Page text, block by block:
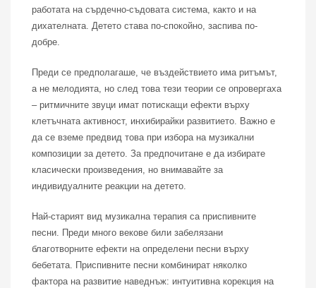
работата на сърдечно-съдовата система, както и на
дихателната. Детето става по-спокойно, заспива по-
добре.
Преди се предполагаше, че въздействието има ритъмът,
а не мелодията, но след това тези теории се опровергаха
– ритмичните звуци имат потискащи ефекти върху
клетъчната активност, инхибирайки развитието. Важно е
да се вземе предвид това при избора на музикални
композиции за детето. За предпочитане е да избирате
класически произведения, но внимавайте за
индивидуалните реакции на детето.
Най-старият вид музикална терапия са приспивните
песни. Преди много векове били забелязани
благотворните ефекти на определени песни върху
бебетата. Приспивните песни комбинират няколко
фактора на развитие наведнъж: интуитивна корекция на